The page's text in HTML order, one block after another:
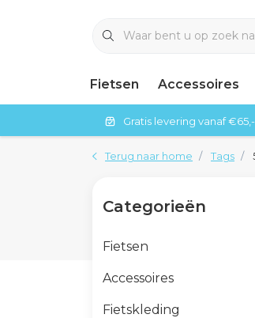
Fietsen Accessoires
Gratis levering vanaf
Terug naar home Tags
Categorieën
Fietsen
Accessoires
Fietskleding